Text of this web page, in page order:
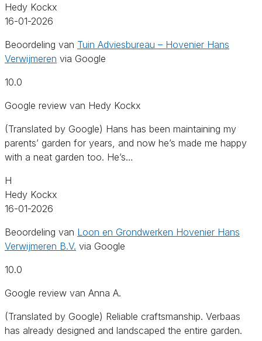
Hedy Kockx
16-01-2026
Beoordeling van Tuin Adviesbureau – Hovenier Hans
Verwijmeren via Google
10.0
Google review van Hedy Kockx
(Translated by Google) Hans has been maintaining my
parents’ garden for years, and now he’s made me happy
with a neat garden too. He’s…
H
Hedy Kockx
16-01-2026
Beoordeling van Loon en Grondwerken Hovenier Hans
Verwijmeren B.V. via Google
10.0
Google review van Anna A.
(Translated by Google) Reliable craftsmanship. Verbaas
has already designed and landscaped the entire garden.